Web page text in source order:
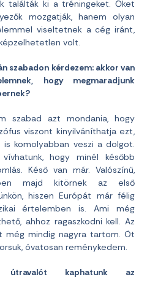
találták ki a tréningeket. Őket
mozgatják, hanem olyan
viseltetnek a cég iránt,
volt.
szabadon kérdezem: akkor van
hogy megmaradjunk
szabad azt mondania, hogy
viszont kinyilváníthatja ezt,
komolyabban veszi a dolgot.
hogy minél később
Késő van már. Valószínű,
majd kitörnek az első
hiszen Európát már félig
értelemben is. Ami még
ahhoz ragaszkodni kell. Az
még mindig nagyra tartom. Öt
óvatosan reménykedem.
kaphatunk az